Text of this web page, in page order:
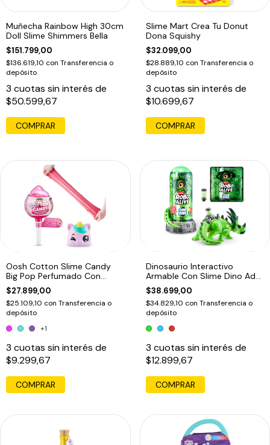
Muñecha Rainbow High 30cm
Doll Slime Shimmers Bella
$151.799,00
$136.619,10 con Transferencia o
depósito
3 cuotas sin interés de
$50.599,67
Slime Mart Crea Tu Donut
Dona Squishy
$32.099,00
$28.889,10 con Transferencia o
depósito
3 cuotas sin interés de
$10.699,67
Oosh Cotton Slime Candy
Big Pop Perfumado Con
Squishy1
$27.899,00
$25.109,10 con Transferencia o
depósito
+1
3 cuotas sin interés de
$9.299,67
COMPRAR
Dinosaurio Interactivo
Armable Con Slime Dino Adn
Robo Alive
$38.699,00
$34.829,10 con Transferencia o
depósito
3 cuotas sin interés de
$12.899,67
COMPRAR